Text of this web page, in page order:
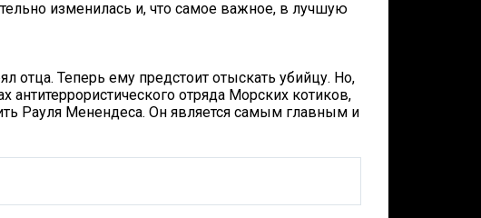
изменилась и, что самое важное, в лучшую
отца. Теперь ему предстоит отыскать убийцу. Но,
антитеррористического отряда Морских котиков,
Рауля Менендеса. Он является самым главным и